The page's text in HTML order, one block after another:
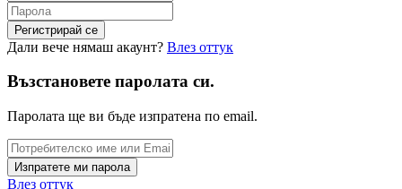
Дали вече нямаш акаунт? Влез оттук
Възстановете паролата си.
Паролата ще ви бъде изпратена по email.
Влез оттук